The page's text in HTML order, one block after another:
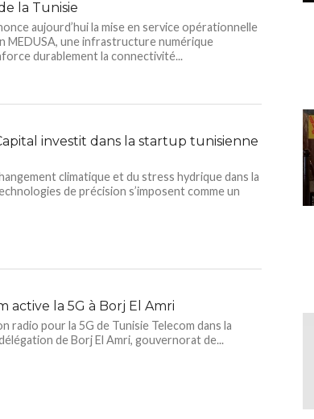
la Tunisie
aujourd’hui la mise en service opérationnelle
MEDUSA, une infrastructure numérique
durablement la connectivité...
investit dans la startup tunisienne
climatique et du stress hydrique dans la
de précision s’imposent comme un
active la 5G à Borj El Amri
radio pour la 5G de Tunisie Telecom dans la
de Borj El Amri, gouvernorat de...